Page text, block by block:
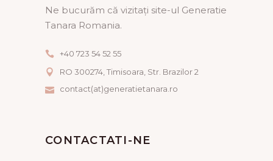
Ne bucurăm că vizitați site-ul Generatie
Tanara Romania.
+40 723 54 52 55
RO 300274, Timisoara, Str. Brazilor 2
contact(at)generatietanara.ro
CONTACTATI-NE